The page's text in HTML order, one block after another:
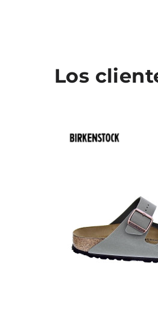
Los